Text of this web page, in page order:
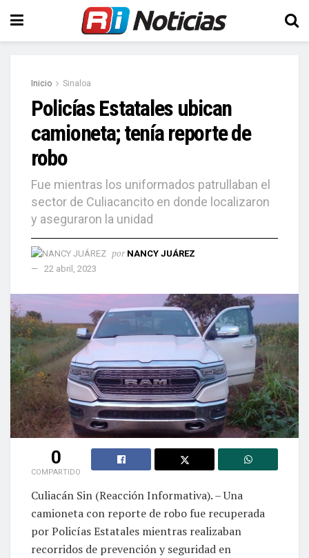
Inicio Sinaloa
Policías Estatales ubican
camioneta; tenía reporte de
robo
Fue mientras los uniformados patrullaban el
sector de Culiacancito en donde localizaron
y aseguraron la unidad
por NANCY JUÁREZ
22 abril, 2023
0
COMPARTIDO
Culiacán Sin (Reacción Informativa). – Una
camioneta con reporte de robo fue recuperada
por Policías Estatales mientras realizaban
recorridos de prevención y seguridad en